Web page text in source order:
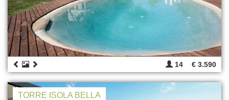
14 € 3.590
TORRE ISOLA BELLA